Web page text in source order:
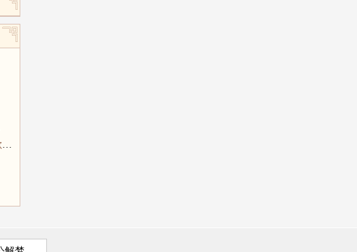
性梦缠绵对象 揭示你的情欲秘密